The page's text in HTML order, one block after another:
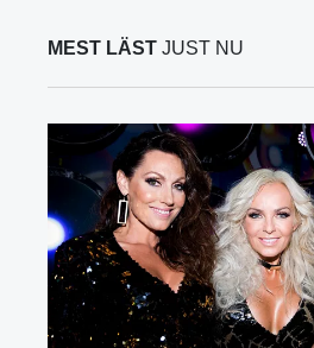
MEST LÄST JUST NU